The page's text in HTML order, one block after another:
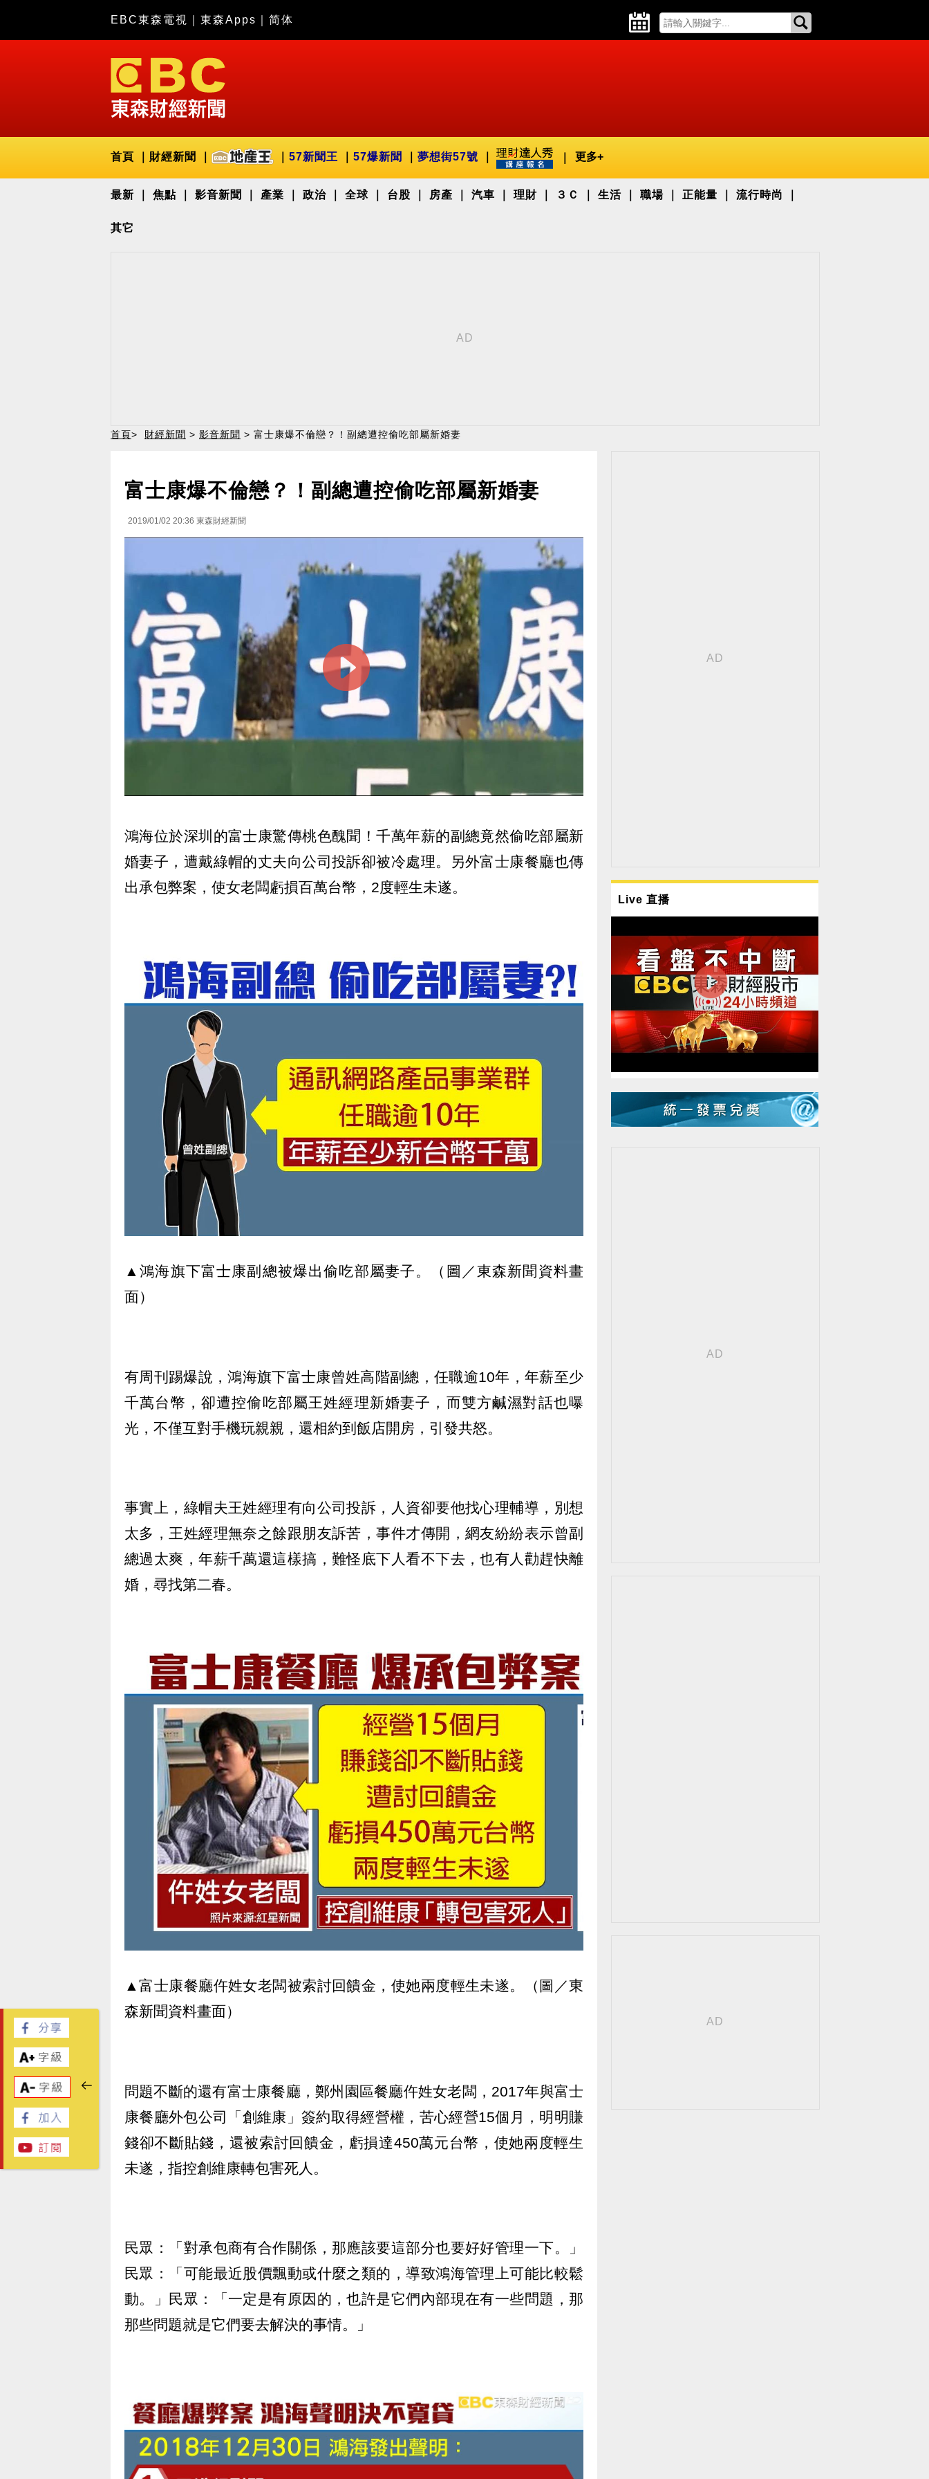
EBC東森電視 東森Apps 简体
首頁 財經新聞 57新聞王 57爆新聞 夢想街57號 更多+
最新 焦點 影音新聞 產業 政治 全球 台股 房產 汽車 理財 ３Ｃ 生活 職場 正能量 流行時尚
其它
首頁> 財經新聞 > 影音新聞 > 富士康爆不倫戀？！副總遭控偷吃部屬新婚妻
富士康爆不倫戀？！副總遭控偷吃部屬新婚妻
2019/01/02 20:36 東森財經新聞
鴻海位於深圳的富士康驚傳桃色醜聞！千萬年薪的副總竟然偷吃部屬新
婚妻子，遭戴綠帽的丈夫向公司投訴卻被冷處理。另外富士康餐廳也傳
出承包弊案，使女老闆虧損百萬台幣，2度輕生未遂。
▲鴻海旗下富士康副總被爆出偷吃部屬妻子。（圖／東森新聞資料畫
面）
有周刊踢爆說，鴻海旗下富士康曾姓高階副總，任職逾10年，年薪至少
千萬台幣，卻遭控偷吃部屬王姓經理新婚妻子，而雙方鹹濕對話也曝
光，不僅互對手機玩親親，還相約到飯店開房，引發共怒。
事實上，綠帽夫王姓經理有向公司投訴，人資卻要他找心理輔導，別想
太多，王姓經理無奈之餘跟朋友訴苦，事件才傳開，網友紛紛表示曾副
總過太爽，年薪千萬還這樣搞，難怪底下人看不下去，也有人勸趕快離
婚，尋找第二春。
▲富士康餐廳仵姓女老闆被索討回饋金，使她兩度輕生未遂。（圖／東
森新聞資料畫面）
問題不斷的還有富士康餐廳，鄭州園區餐廳仵姓女老闆，2017年與富士
康餐廳外包公司「創維康」簽約取得經營權，苦心經營15個月，明明賺
錢卻不斷貼錢，還被索討回饋金，虧損達450萬元台幣，使她兩度輕生
未遂，指控創維康轉包害死人。
民眾：「對承包商有合作關係，那應該要這部分也要好好管理一下。」
民眾：「可能最近股價飄動或什麼之類的，導致鴻海管理上可能比較鬆
動。」民眾：「一定是有原因的，也許是它們內部現在有一些問題，那
那些問題就是它們要去解決的事情。」
Live 直播